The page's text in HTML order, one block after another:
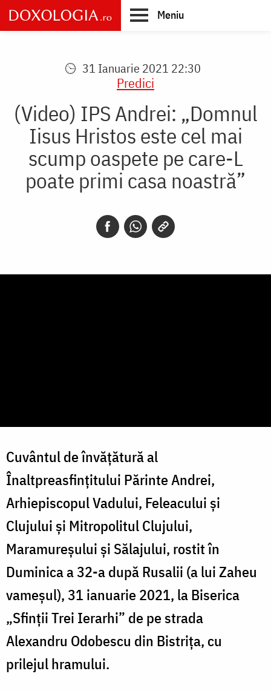
Skip
to
main
Meniu
31 Ianuarie 2021 22:30
Predici
(Video) IPS Andrei: „Domnul
Iisus Hristos este cel mai
scump oaspete pe care-L
poate primi casa noastră”
Cuvântul de învățătură al
Înaltpreasfințitului Părinte Andrei,
Arhiepiscopul Vadului, Feleacului și
Clujului și Mitropolitul Clujului,
Maramureșului și Sălajului, rostit în
Duminica a 32-a după Rusalii (a lui Zaheu
vameșul), 31 ianuarie 2021, la Biserica
„Sfinții Trei Ierarhi” de pe strada
Alexandru Odobescu din Bistrița, cu
prilejul hramului.